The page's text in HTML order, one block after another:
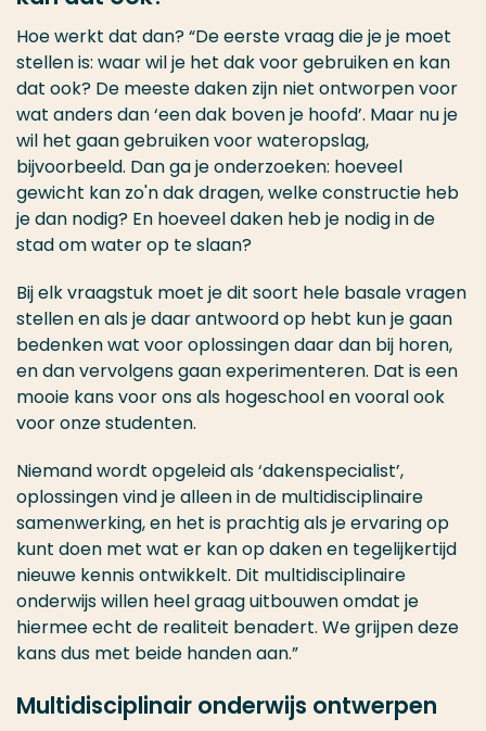
Hoe werkt dat dan? “De eerste vraag die je je moet
stellen is: waar wil je het dak voor gebruiken en kan
dat ook? De meeste daken zijn niet ontworpen voor
wat anders dan ‘een dak boven je hoofd’. Maar nu je
wil het gaan gebruiken voor wateropslag,
bijvoorbeeld. Dan ga je onderzoeken: hoeveel
gewicht kan zo'n dak dragen, welke constructie heb
je dan nodig? En hoeveel daken heb je nodig in de
stad om water op te slaan?
Bij elk vraagstuk moet je dit soort hele basale vragen
stellen en als je daar antwoord op hebt kun je gaan
bedenken wat voor oplossingen daar dan bij horen,
en dan vervolgens gaan experimenteren. Dat is een
mooie kans voor ons als hogeschool en vooral ook
voor onze studenten.
Niemand wordt opgeleid als ‘dakenspecialist’,
oplossingen vind je alleen in de multidisciplinaire
samenwerking, en het is prachtig als je ervaring op
kunt doen met wat er kan op daken en tegelijkertijd
nieuwe kennis ontwikkelt. Dit multidisciplinaire
onderwijs willen heel graag uitbouwen omdat je
hiermee echt de realiteit benadert. We grijpen deze
kans dus met beide handen aan.”
Multidisciplinair onderwijs ontwerpen